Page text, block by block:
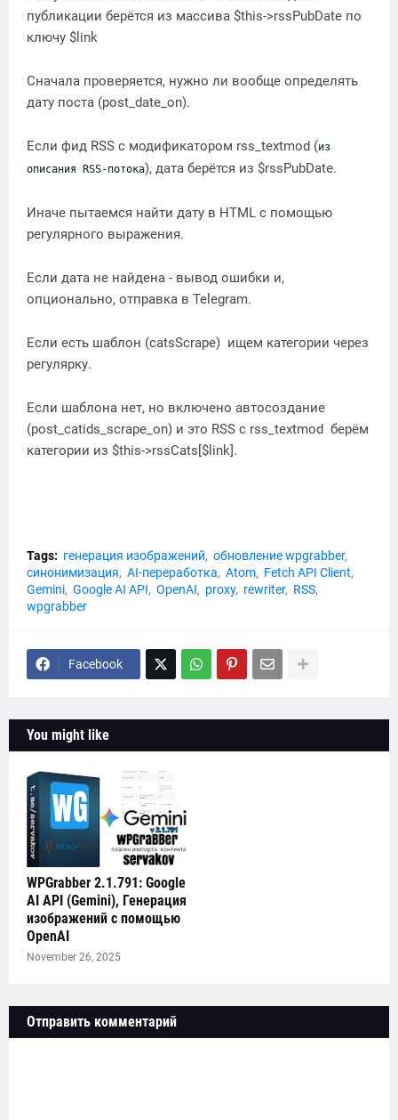
публикации берётся из массива $this->rssPubDate по
ключу $link
Сначала проверяется, нужно ли вообще определять
дату поста (post_date_on).
Если фид RSS с модификатором rss_textmod (из
описания RSS-потока), дата берётся из $rssPubDate.
Иначе пытаемся найти дату в HTML с помощью
регулярного выражения.
Если дата не найдена - вывод ошибки и,
опционально, отправка в Telegram.
Если есть шаблон (catsScrape) ищем категории через
регулярку.
Если шаблона нет, но включено автосоздание
(post_catids_scrape_on) и это RSS с rss_textmod берём
категории из $this->rssCats[$link].
Tags: генерация изображений
обновление wpgrabber
синонимизация
AI-переработка Atom
Fetch API Client
Gemini Google AI API OpenAI proxy rewriter
RSS
wpgrabber
Facebook
You might like
WPGrabber 2.1.791: Google
AI API (Gemini), Генерация
изображений с помощью
OpenAI
November 26, 2025
Отправить комментарий